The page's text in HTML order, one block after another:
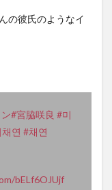
の彼氏のようなイ
#宮脇咲良 #미
연 #채연
bELf6OJUjf